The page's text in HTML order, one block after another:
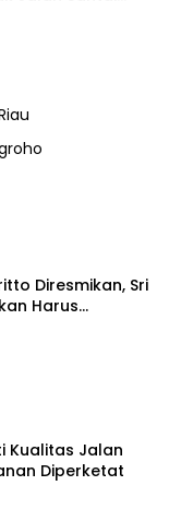
Diresmikan, Sri
Harus
Kualitas Jalan
Diperketat